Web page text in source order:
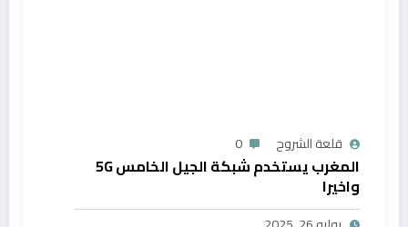
قلعة الشروح 0
المغرب يستخدم شبكة الجيل الخامس 5G
واخيرا